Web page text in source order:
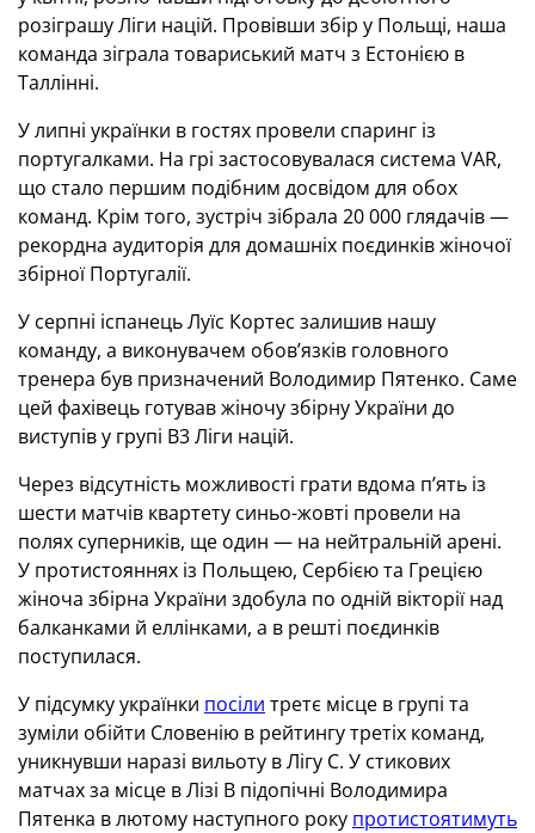
розіграшу Ліги націй. Провівши збір у Польщі, наша
команда зіграла товариський матч з Естонією в
Таллінні.
У липні українки в гостях провели спаринг із
португалками. На грі застосовувалася система VAR,
що стало першим подібним досвідом для обох
команд. Крім того, зустріч зібрала 20 000 глядачів —
рекордна аудиторія для домашніх поєдинків жіночої
збірної Португалії.
У серпні іспанець Луїс Кортес залишив нашу
команду, а виконувачем обов’язків головного
тренера був призначений Володимир Пятенко. Саме
цей фахівець готував жіночу збірну України до
виступів у групі В3 Ліги націй.
Через відсутність можливості грати вдома п’ять із
шести матчів квартету синьо-жовті провели на
полях суперників, ще один — на нейтральній арені.
У протистояннях із Польщею, Сербією та Грецією
жіноча збірна України здобула по одній вікторії над
балканками й еллінками, а в решті поєдинків
поступилася.
У підсумку українки посіли третє місце в групі та
зуміли обійти Словенію в рейтингу третіх команд,
уникнувши наразі вильоту в Лігу С. У стикових
матчах за місце в Лізі В підопічні Володимира
Пятенка в лютому наступного року протистоятимуть